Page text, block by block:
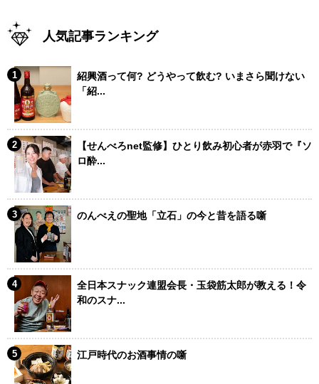
人気記事ランキング
紹興酒って何? どうやって飲む? いまさら聞けない
「紹...
【せんべろnet監修】ひとり飲み初心者が赤羽で『ソ
ロ酔...
のんべえの聖地「立石」の今と昔を語る噺
全日本スナック連盟会長・玉袋筋太郎が教える！令
和のスナ...
江戸時代のお酒事情の噺